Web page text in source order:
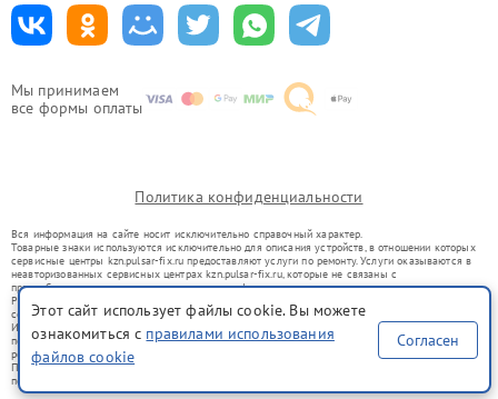
Мы принимаем
все формы оплаты
Политика конфиденциальности
Вся информация на сайте носит исключительно справочный характер.
Товарные знаки используются исключительно для описания устройств, в отношении которых
сервисные центры kzn.pulsar-fix.ru предоставляют услуги по ремонту. Услуги оказываются в
неавторизованных сервисных центрах kzn.pulsar-fix.ru, которые не связаны с
правообладателями товарных знаков или их официальными представителями.
Ремонт осуществляется для устройств, уже введенных в гражданский оборот в соответствии
со статьей 1487 ГК РФ.
Использование товарных знаков не преследует цели индивидуализации услуг или введения
потребителей в заблуждение, а служит для информирования о предоставляемых услугах по
ремонту техники указанных брендов.
Представленная на сайте информация не является публичной офертой, определяемой
положениями Статьи 437(2) Гражданского кодекса РФ
Этот сайт использует файлы cookie. Вы можете
ознакомиться с правилами использования
файлов cookie
Согласен